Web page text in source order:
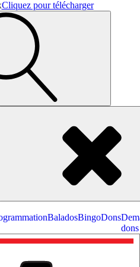
Cliquez pour télécharger
BaladosBingoDons
dons